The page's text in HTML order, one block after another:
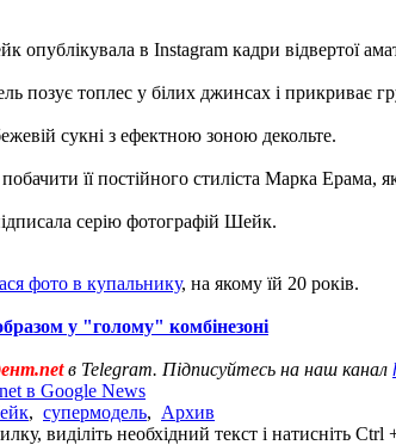
в Instagram кадри відвертої
позує топлес у білих джинсах і прикриває
сукні з ефектною зоною декольте.
її постійного стиліста Марка Ерама,
серію фотографій Шейк.
фото в купальнику, на якому їй 20 років.
у "голому" комбінезоні
в Telegram. Підписуйтесь на наш канал
в Google News
, супермодель, Архив
виділіть необхідний текст і натисніть